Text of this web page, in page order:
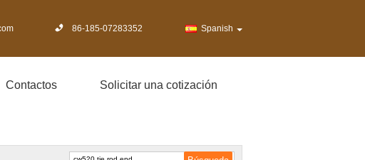
86-185-07283352 Spanish
Contactos Solicitar una cotización